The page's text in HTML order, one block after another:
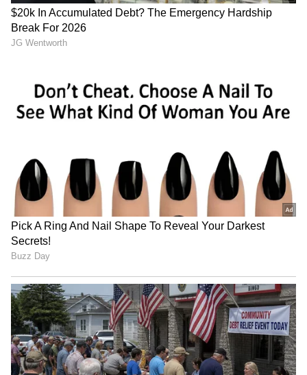
உள்ளது.. திருவாவடுதுறை ஆதீனம்
விளக்கம்